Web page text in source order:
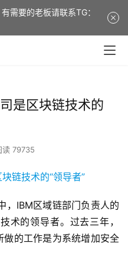
是区块链技术的
读 79735
，IBM区域链部门负责人的
术的领导者。过去三年，
做的工作是为系统增加安全
需要的老板请联系TG：
It is a 8-year-old
TG: tuhaov